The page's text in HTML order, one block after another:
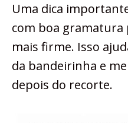
Uma dica
com boa gramatura
mais firme. Isso
da bandeirinha e
depois do recorte.